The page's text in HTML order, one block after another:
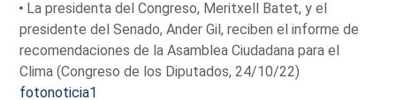
La presidenta del Congreso, Meritxell Batet, y el
presidente del Senado, Ander Gil, reciben el informe de
recomendaciones de la Asamblea Ciudadana para el
Clima (Congreso de los Diputados, 24/10/22)
fotonoticia1